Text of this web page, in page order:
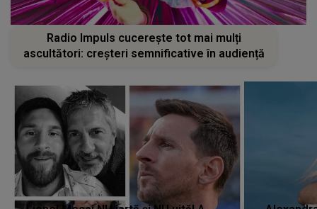
Radio Impuls cucerește tot mai mulți
ascultători: creșteri semnificative în audiență